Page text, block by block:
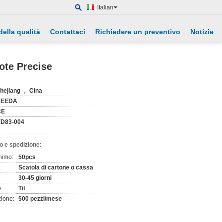
Italian
qualità Contattaci Richiedere un preventivo Notizie
Precise
， Cina
004
e spedizione:
50pcs
Scatola di cartone o cassa
30-45 giorni
T/t
500 pezzi/mese